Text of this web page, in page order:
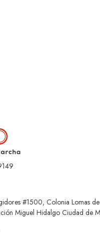
#1500, Colonia Lomas
Miguel Hidalgo Ciudad de